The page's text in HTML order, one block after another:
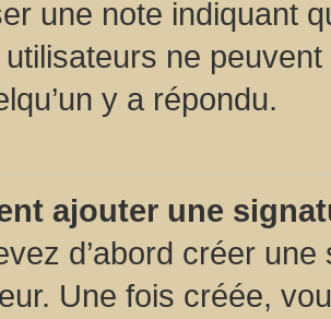
une note indiquant
ne
y a répondu.
ajouter une
d’abord créer
Une fois créée,